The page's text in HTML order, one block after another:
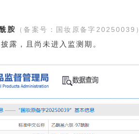
胺 （备案号：国妆原备字20250039
露，且尚未进入监测期。